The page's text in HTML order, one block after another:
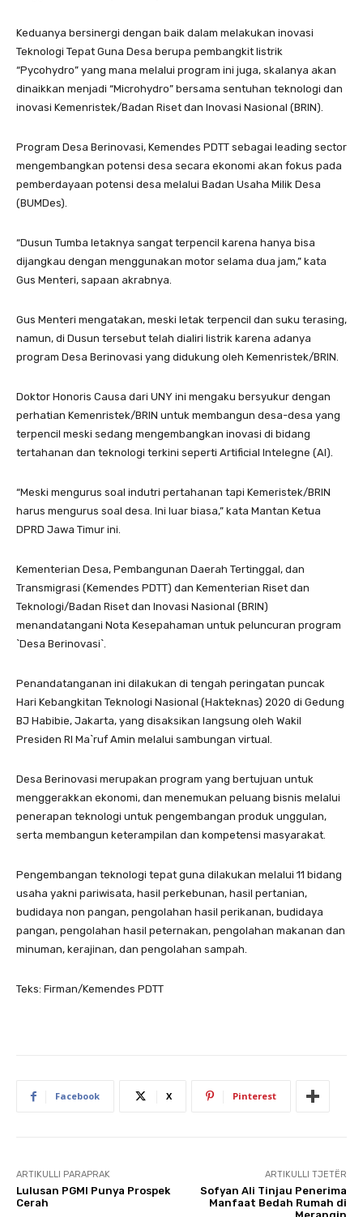
Keduanya bersinergi dengan baik dalam melakukan inovasi
Teknologi Tepat Guna Desa berupa pembangkit listrik
“Pycohydro” yang mana melalui program ini juga, skalanya akan
dinaikkan menjadi “Microhydro” bersama sentuhan teknologi dan
inovasi Kemenristek/Badan Riset dan Inovasi Nasional (BRIN).
Program Desa Berinovasi, Kemendes PDTT sebagai leading sector
mengembangkan potensi desa secara ekonomi akan fokus pada
pemberdayaan potensi desa melalui Badan Usaha Milik Desa
(BUMDes).
“Dusun Tumba letaknya sangat terpencil karena hanya bisa
dijangkau dengan menggunakan motor selama dua jam,” kata
Gus Menteri, sapaan akrabnya.
Gus Menteri mengatakan, meski letak terpencil dan suku terasing,
namun, di Dusun tersebut telah dialiri listrik karena adanya
program Desa Berinovasi yang didukung oleh Kemenristek/BRIN.
Doktor Honoris Causa dari UNY ini mengaku bersyukur dengan
perhatian Kemenristek/BRIN untuk membangun desa-desa yang
terpencil meski sedang mengembangkan inovasi di bidang
tertahanan dan teknologi terkini seperti Artificial Intelegne (AI).
“Meski mengurus soal indutri pertahanan tapi Kemeristek/BRIN
harus mengurus soal desa. Ini luar biasa,” kata Mantan Ketua
DPRD Jawa Timur ini.
Kementerian Desa, Pembangunan Daerah Tertinggal, dan
Transmigrasi (Kemendes PDTT) dan Kementerian Riset dan
Teknologi/Badan Riset dan Inovasi Nasional (BRIN)
menandatangani Nota Kesepahaman untuk peluncuran program
`Desa Berinovasi`.
Penandatanganan ini dilakukan di tengah peringatan puncak
Hari Kebangkitan Teknologi Nasional (Hakteknas) 2020 di Gedung
BJ Habibie, Jakarta, yang disaksikan langsung oleh Wakil
Presiden RI Ma`ruf Amin melalui sambungan virtual.
Desa Berinovasi merupakan program yang bertujuan untuk
menggerakkan ekonomi, dan menemukan peluang bisnis melalui
penerapan teknologi untuk pengembangan produk unggulan,
serta membangun keterampilan dan kompetensi masyarakat.
Pengembangan teknologi tepat guna dilakukan melalui 11 bidang
usaha yakni pariwisata, hasil perkebunan, hasil pertanian,
budidaya non pangan, pengolahan hasil perikanan, budidaya
pangan, pengolahan hasil peternakan, pengolahan makanan dan
minuman, kerajinan, dan pengolahan sampah.
Teks: Firman/Kemendes PDTT
Facebook X Pinterest
ARTIKULLI PARAPRAK
Lulusan PGMI Punya Prospek
Cerah
ARTIKULLI TJETËR
Sofyan Ali Tinjau Penerima
Manfaat Bedah Rumah di